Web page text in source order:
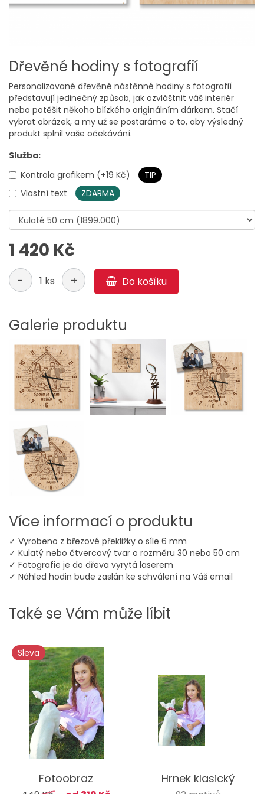
Dřevěné hodiny s fotografií
Personalizované dřevěné nástěnné hodiny s fotografií
představují jedinečný způsob, jak ozvláštnit váš interiér
nebo potěšit někoho blízkého originálním dárkem. Stačí
vybrat obrázek, a my už se postaráme o to, aby výsledný
produkt splnil vaše očekávání.
Služba:
Kontrola grafikem (+19 Kč)
TIP
Vlastní text
ZDARMA
1 420 Kč
- 1 ks + Do košíku
Galerie produktu
Více informací o produktu
✓ Vyrobeno z březové překližky o síle 6 mm
✓ Kulatý nebo čtvercový tvar o rozměru 30 nebo 50 cm
✓ Fotografie je do dřeva vyrytá laserem
✓ Náhled hodin bude zaslán ke schválení na Váš email
Také se Vám může líbit
Sleva
Fotoobraz Hrnek klasický